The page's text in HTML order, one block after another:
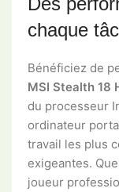
chaque
Bénéficiez de
MSI Stealth 18
du processeur
ordinateur
travail les plus
exigeantes.
joueur